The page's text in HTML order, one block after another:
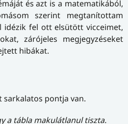
és azt is a matematikából,
szerint megtanítottam
idézik fel ott elsütött vicceimet,
zárójeles megjegyzéseket
hibákat.
sarkalatos pontja van.
a tábla makulátlanul tiszta.